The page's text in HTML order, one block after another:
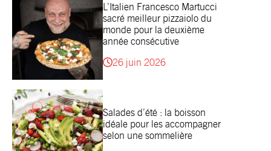
L’Italien Francesco Martucci
sacré meilleur pizzaiolo du
monde pour la deuxième
année consécutive
26 juin 2026
Salades d’été : la boisson
idéale pour les accompagner
selon une sommelière